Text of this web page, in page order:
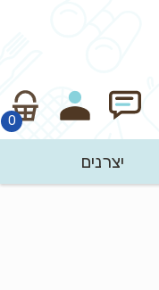
יצרנים